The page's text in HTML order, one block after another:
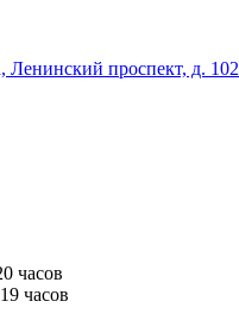
Ленинский проспект, д. 102
часов
часов